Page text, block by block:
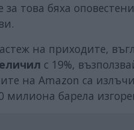
това бяха
на приходите,
с 19%,
на Amazon са
милиона барела